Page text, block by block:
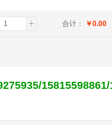
合计： ￥0.00